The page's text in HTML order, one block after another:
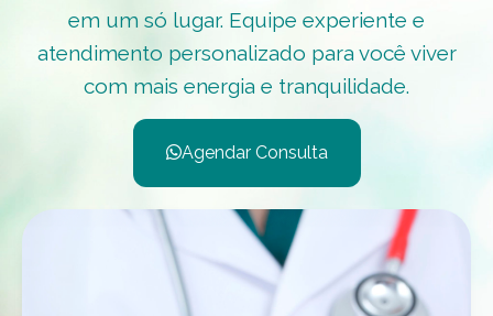
em um só lugar. Equipe experiente e
atendimento personalizado para você viver
com mais energia e tranquilidade.
Agendar Consulta